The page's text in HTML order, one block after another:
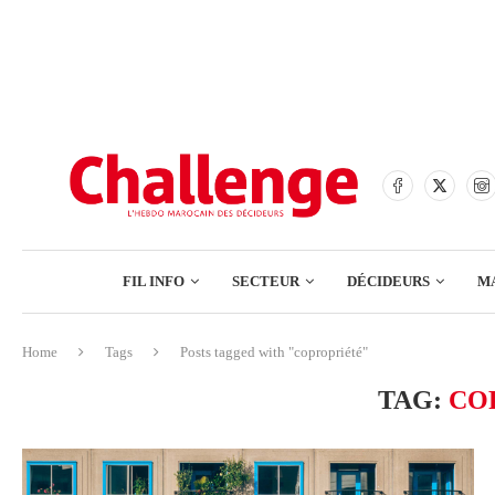
COMMERCE
FIL INFO SECTEUR
BOURSE
FINANCE
DÉCIDEURS
Home Tags Posts tagged with "copropriété"
TAG: